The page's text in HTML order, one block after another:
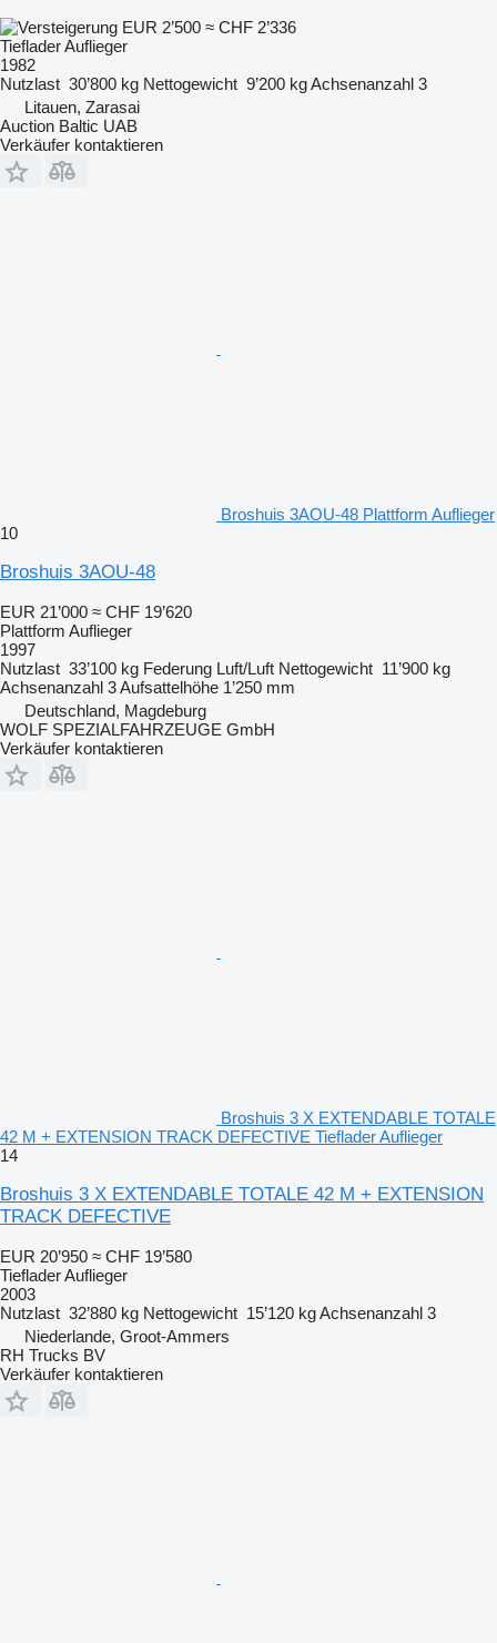
EUR 2’500 ≈ CHF 2’336
Tieflader Auflieger
1982
Nutzlast 30’800 kg Nettogewicht 9’200 kgAchsenanzahl 3
Litauen, Zarasai
Auction Baltic UAB
Verkäufer kontaktieren
Broshuis 3AOU-48 Plattform Auflieger
10
Broshuis 3AOU-48
EUR 21’000 ≈ CHF 19’620
Plattform Auflieger
1997
Nutzlast 33’100 kg Federung Luft/Luft Nettogewicht 11’900 kg
Achsenanzahl 3Aufsattelhöhe 1’250 mm
Deutschland, Magdeburg
WOLF SPEZIALFAHRZEUGE GmbH
Verkäufer kontaktieren
Broshuis 3 X EXTENDABLE TOTALE
42 M + EXTENSION TRACK DEFECTIVE Tieflader Auflieger
14
Broshuis 3 X EXTENDABLE TOTALE 42 M + EXTENSION
TRACK DEFECTIVE
EUR 20’950 ≈ CHF 19’580
Tieflader Auflieger
2003
Nutzlast 32’880 kg Nettogewicht 15’120 kgAchsenanzahl 3
Niederlande, Groot-Ammers
RH Trucks BV
Verkäufer kontaktieren